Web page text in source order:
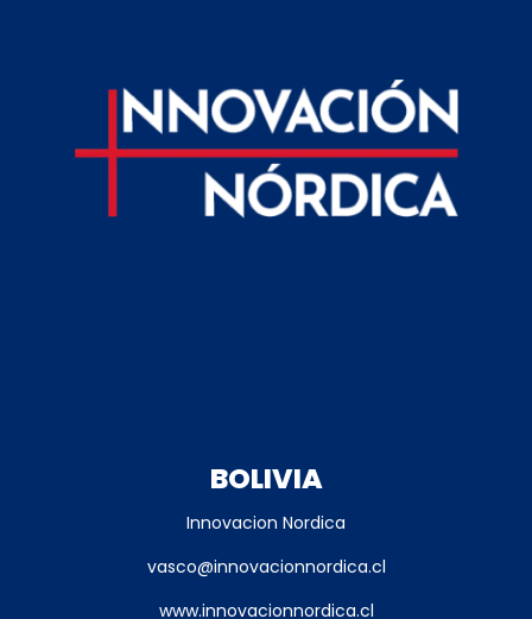
BOLIVIA
Innovacion Nordica
vasco@innovacionnordica.cl
www.innovacionnordica.cl